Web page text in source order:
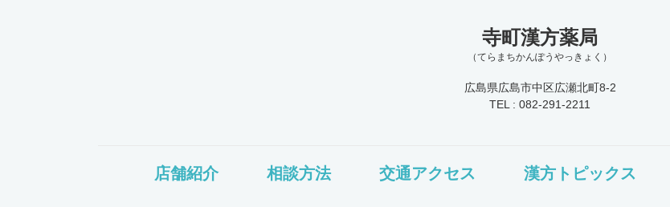
寺町漢方薬局
（てらまちかんぽうやっきょく）
広島県広島市中区広瀬北町8-2
TEL : 082-291-2211
店舗紹介 相談方法 交通アクセス 漢方トピックス